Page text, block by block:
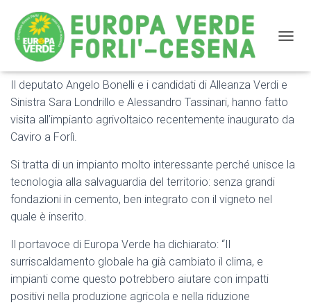
Fotovoltaico e Agrivoltaico: la Regione deve aiutare le
imprese ad installarlo
Il deputato Angelo Bonelli e i candidati di Alleanza Verdi e
Sinistra Sara Londrillo e Alessandro Tassinari, hanno fatto
visita all’impianto agrivoltaico recentemente inaugurato da
Caviro a Forlì.
Si tratta di un impianto molto interessante perché unisce la
tecnologia alla salvaguardia del territorio: senza grandi
fondazioni in cemento, ben integrato con il vigneto nel
quale è inserito.
Il portavoce di Europa Verde ha dichiarato: “Il
surriscaldamento globale ha già cambiato il clima, e
impianti come questo potrebbero aiutare con impatti
positivi nella produzione agricola e nella riduzione